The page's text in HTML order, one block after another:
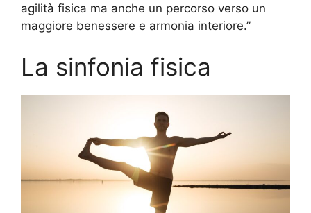
agilità fisica ma anche un percorso verso un
maggiore benessere e armonia interiore.”
La sinfonia fisica